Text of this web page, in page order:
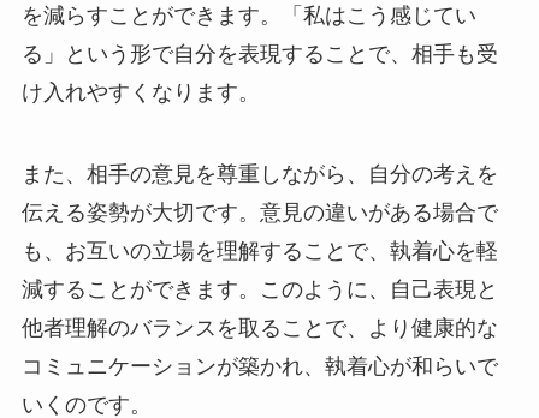
を減らすことができます。「私はこう感じてい
る」という形で自分を表現することで、相手も受
け入れやすくなります。
また、相手の意見を尊重しながら、自分の考えを
伝える姿勢が大切です。意見の違いがある場合で
も、お互いの立場を理解することで、執着心を軽
減することができます。このように、自己表現と
他者理解のバランスを取ることで、より健康的な
コミュニケーションが築かれ、執着心が和らいで
いくのです。